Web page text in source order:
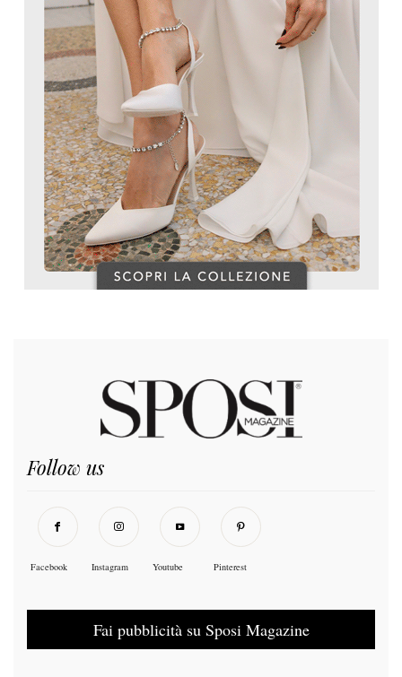
Follow us
Facebook Instagram Youtube Pinterest
Fai pubblicità su Sposi Magazine